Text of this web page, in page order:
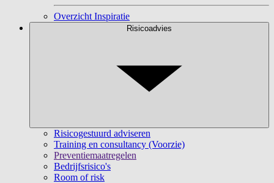
Overzicht Inspiratie
Risicoadvies
Risicogestuurd adviseren
Training en consultancy (Voorzie)
Preventiemaatregelen
Bedrijfsrisico's
Room of risk